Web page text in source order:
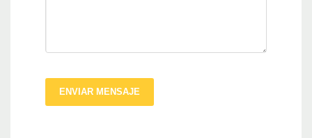
ENVIAR MENSAJE